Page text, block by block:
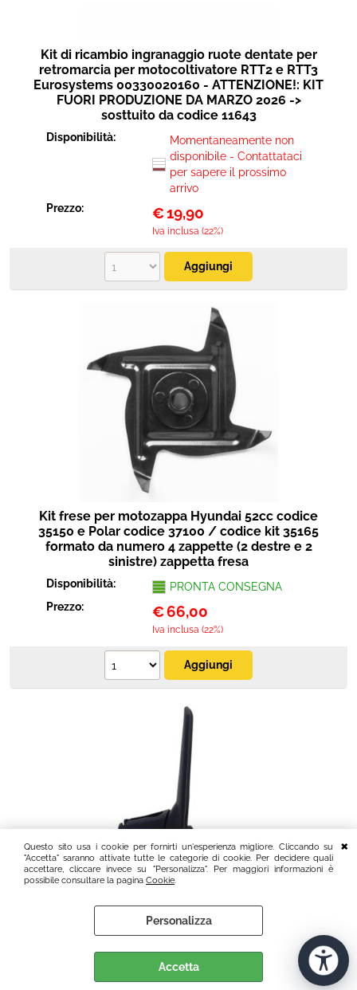
Questo sito usa i cookie per fornirti un'esperienza migliore. Cliccando su
"Accetta" saranno attivate tutte le categorie di cookie. Per decidere quali
accettare, cliccare invece su "Personalizza". Per maggiori informazioni è
possibile consultare la pagina Cookie.
Personalizza
Accetta
Kit di ricambio ingranaggio ruote dentate per
retromarcia per motocoltivatore RTT2 e RTT3
Eurosystems 00330020160 - ATTENZIONE!: KIT
FUORI PRODUZIONE DA MARZO 2026 ->
sosttuito da codice 11643
Disponibilità:
Momentaneamente non
disponibile - Contattataci
per sapere il prossimo
arrivo
Prezzo:
€19,90
Iva inclusa (22%)
Kit frese per motozappa Hyundai 52cc codice
35150 e Polar codice 37100 / codice kit 35165
formato da numero 4 zappette (2 destre e 2
sinistre) zappetta fresa
Disponibilità:
PRONTA CONSEGNA
Prezzo:
€66,00
Iva inclusa (22%)
Leva marcia avanti per stegola Ø25mm con vite
M6x55 Tipo S leva di colore nero con pulsante
PRONTA CONSEGNA